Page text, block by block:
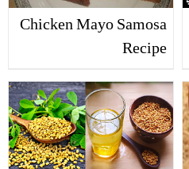
Chicken Mayo Samosa
Recipe